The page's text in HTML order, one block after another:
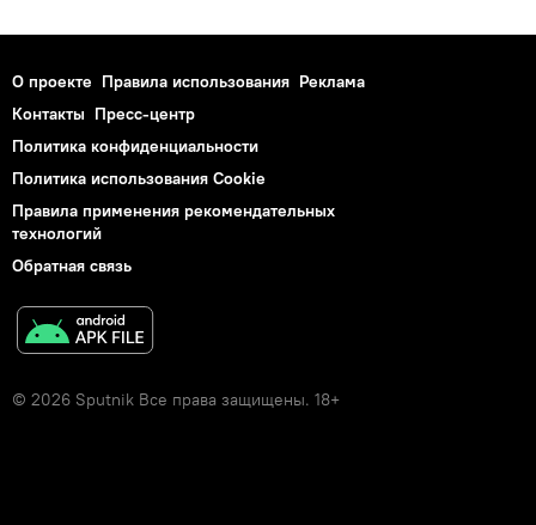
О проекте Правила использования Реклама
Контакты Пресс-центр
Политика конфиденциальности
Политика использования Cookie
Правила применения рекомендательных
технологий
Обратная связь
© 2026 Sputnik Все права защищены. 18+